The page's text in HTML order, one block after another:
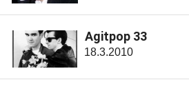
Agitpop 33
18.3.2010